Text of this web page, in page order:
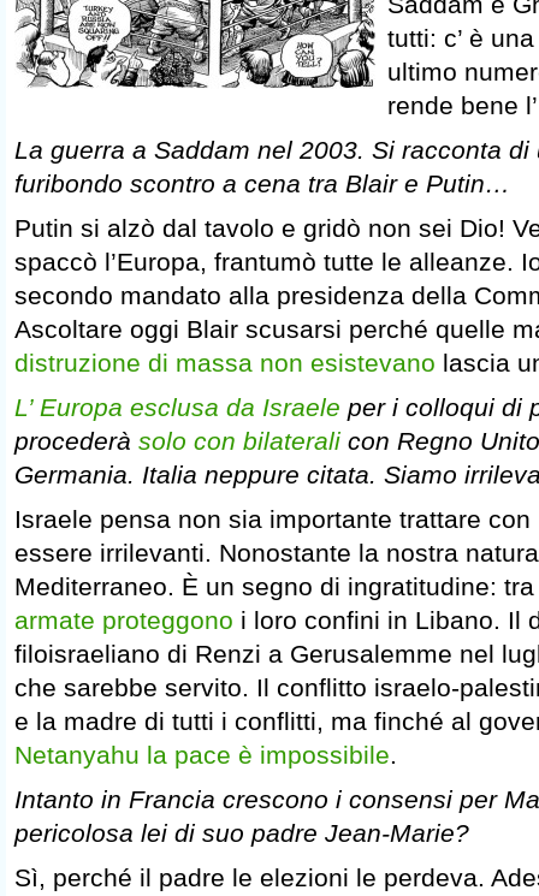
tutti: c’ è
ultimo
rende bene
La guerra a Saddam nel 2003. Si racconta di
furibondo scontro a cena tra Blair e Putin…
Putin si alzò dal tavolo e gridò non sei Dio!
spaccò l’Europa, frantumò tutte le alleanze.
secondo mandato alla presidenza della
Ascoltare oggi Blair scusarsi perché quelle
distruzione di massa non esistevano lascia
L’ Europa esclusa da Israele per i colloqui di
procederà solo con bilaterali con Regno
Germania. Italia neppure citata. Siamo
Israele pensa non sia importante trattare con
essere irrilevanti. Nonostante la nostra
Mediterraneo. È un segno di ingratitudine:
armate proteggono i loro confini in Libano. Il
filoisraeliano di Renzi a Gerusalemme nel
che sarebbe servito. Il conflitto israelo-
e la madre di tutti i conflitti, ma finché al
Netanyahu la pace è impossibile.
Intanto in Francia crescono i consensi per
pericolosa lei di suo padre Jean-Marie?
Sì, perché il padre le elezioni le perdeva.